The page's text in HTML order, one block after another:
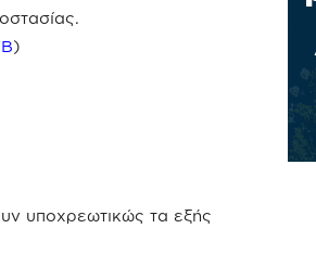
)
υποχρεωτικώς τα εξής